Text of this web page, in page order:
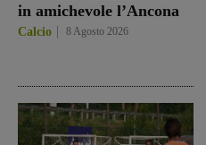
in amichevole l’Ancona
Calcio 8 Agosto 2026